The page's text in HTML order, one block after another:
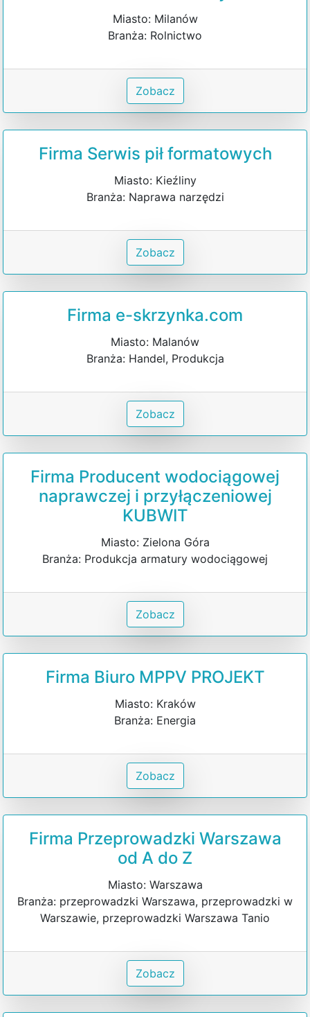
Miasto: Milanów
Branża: Rolnictwo
Zobacz
Firma Serwis pił formatowych
Miasto: Kieźliny
Branża: Naprawa narzędzi
Zobacz
Firma e-skrzynka.com
Miasto: Malanów
Branża: Handel, Produkcja
Zobacz
Firma Producent wodociągowej
naprawczej i przyłączeniowej
KUBWIT
Miasto: Zielona Góra
Branża: Produkcja armatury wodociągowej
Zobacz
Firma Biuro MPPV PROJEKT
Miasto: Kraków
Branża: Energia
Zobacz
Firma Przeprowadzki Warszawa
od A do Z
Miasto: Warszawa
Branża: przeprowadzki Warszawa, przeprowadzki w
Warszawie, przeprowadzki Warszawa Tanio
Zobacz